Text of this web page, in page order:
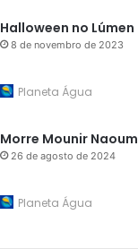
Halloween no Lúmen
8 de novembro de 2023
Planeta Água
Morre Mounir Naoum
26 de agosto de 2024
Planeta Água